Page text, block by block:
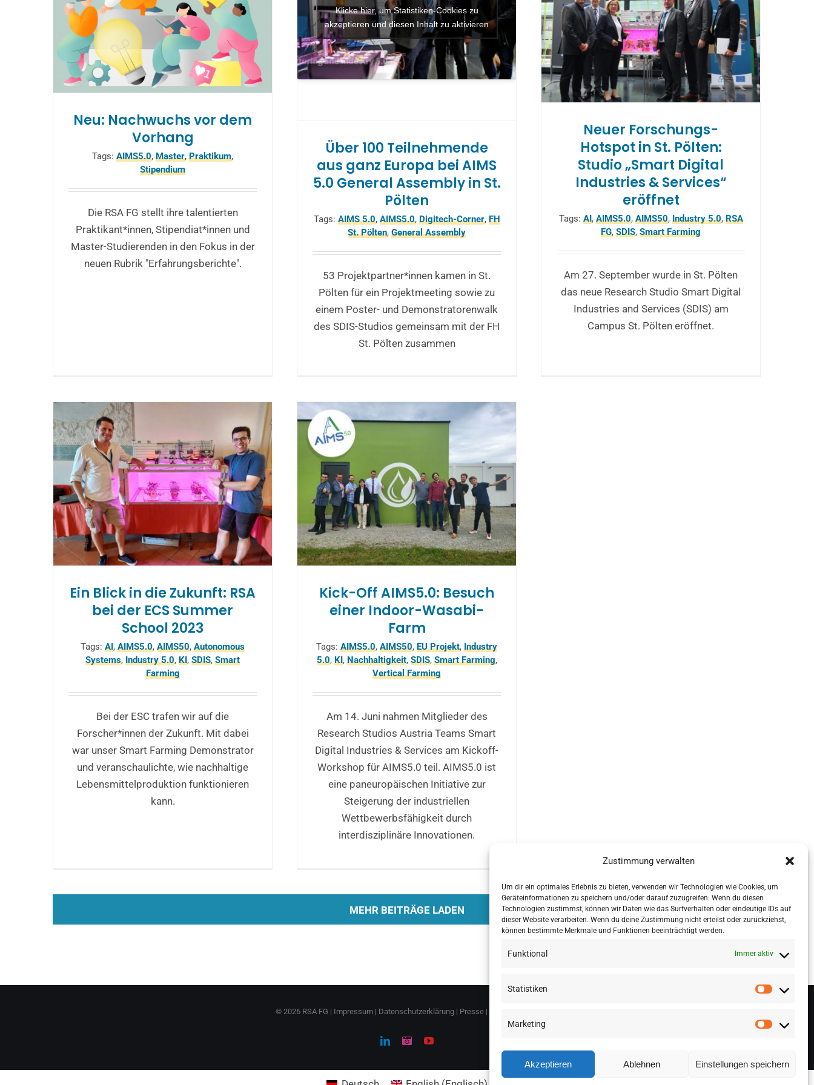
Zustimmung verwalten
Um dir ein optimales Erlebnis zu bieten, verwenden wir Technologien wie Cookies, um
Geräteinformationen zu speichern und/oder darauf zuzugreifen. Wenn du diesen
Technologien zustimmst, können wir Daten wie das Surfverhalten oder eindeutige IDs auf
dieser Website verarbeiten. Wenn du deine Zustimmung nicht erteilst oder zurückziehst,
können bestimmte Merkmale und Funktionen beeinträchtigt werden.
Funktional Immer aktiv
Statistiken
Marketing
Akzeptieren Ablehnen Einstellungen speichern
Neu: Nachwuchs vor dem
Vorhang
Tags:AIMS5.0,Master,Praktikum,
Stipendium
Die RSA FG stellt ihre talentierten
Praktikant*innen, Stipendiat*innen und
Master-Studierenden in den Fokus in der
neuen Rubrik "Erfahrungsberichte".
Klicke hier, um Statistiken-Cookies zu
akzeptieren und diesen Inhalt zu aktivieren
Über 100 Teilnehmende
aus ganz Europa bei AIMS
5.0 General Assembly in St.
Pölten
Tags: AIMS 5.0, AIMS5.0, Digitech-Corner, FH
St. Pölten,General Assembly
53 Projektpartner*innen kamen in St.
Pölten für ein Projektmeeting sowie zu
einem Poster- und Demonstratorenwalk
des SDIS-Studios gemeinsam mit der FH
St. Pölten zusammen
Neuer Forschungs-
Hotspot in St. Pölten:
Studio „Smart Digital
Industries & Services“
eröffnet
Tags: AI, AIMS5.0, AIMS50, Industry 5.0, RSA
FG,SDIS,Smart Farming
Am 27. September wurde in St. Pölten
das neue Research Studio Smart Digital
Industries and Services (SDIS) am
Campus St. Pölten eröffnet.
Ein Blick in die Zukunft: RSA
bei der ECS Summer
School 2023
Tags:AI,AIMS5.0,AIMS50,Autonomous
Systems,Industry 5.0,KI,SDIS,Smart
Farming
Bei der ESC trafen wir auf die
Forscher*innen der Zukunft. Mit dabei
war unser Smart Farming Demonstrator
und veranschaulichte, wie nachhaltige
Lebensmittelproduktion funktionieren
kann.
Kick-Off AIMS5.0: Besuch
einer Indoor-Wasabi-
Farm
Tags:AIMS5.0,AIMS50,EU Projekt,Industry
5.0, KI, Nachhaltigkeit, SDIS, Smart Farming,
Vertical Farming
Am 14. Juni nahmen Mitglieder des
Research Studios Austria Teams Smart
Digital Industries & Services am Kickoff-
Workshop für AIMS5.0 teil. AIMS5.0 ist
eine paneuropäischen Initiative zur
Steigerung der industriellen
Wettbewerbsfähigkeit durch
interdisziplinäre Innovationen.
MEHR BEITRÄGE LADEN
© 2026 RSA FG | Impressum | Datenschutzerklärung | Presse |
LinkedInInstagramYouTube